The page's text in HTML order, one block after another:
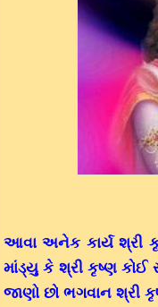
આવા અનેક કાર્ય શ્રી
માંડ્યુ કે શ્રી કૃષ્ણ
જાણો છો ભગવાન શ્રી